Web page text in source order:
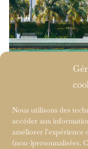
Nous utilisons des
accéder aux
améliorer
(non-)personnalisées.